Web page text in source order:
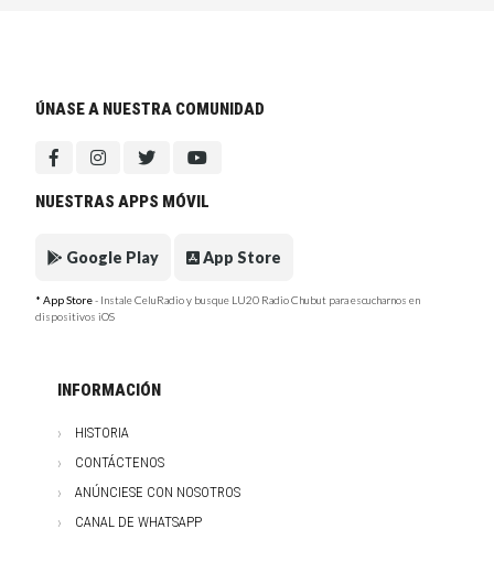
ÚNASE A NUESTRA COMUNIDAD
NUESTRAS APPS MÓVIL
Google Play App Store
* App Store- Instale CeluRadio y busque LU20 Radio Chubut para escucharnos en
dispositivos iOS
INFORMACIÓN
HISTORIA
CONTÁCTENOS
ANÚNCIESE CON NOSOTROS
CANAL DE WHATSAPP